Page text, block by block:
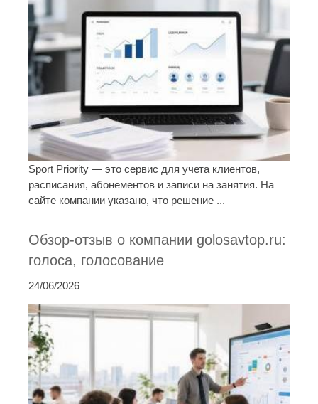
Sport Priority — это сервис для учета клиентов,
расписания, абонементов и записи на занятия. На
сайте компании указано, что решение ...
Обзор-отзыв о компании golosavtop.ru:
голоса, голосование
24/06/2026